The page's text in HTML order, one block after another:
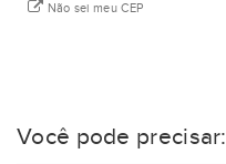
Não sei meu CEP
Você pode precisar: